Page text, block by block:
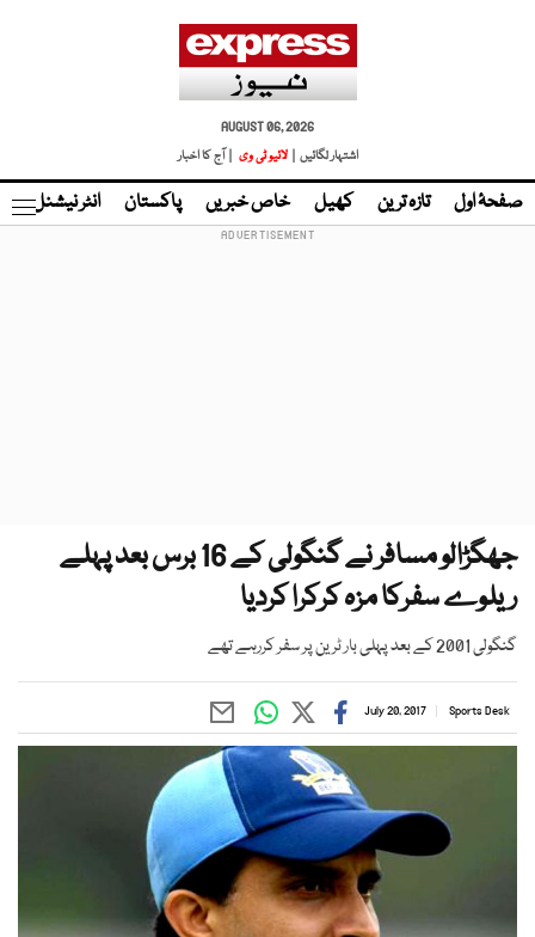
AUGUST 06, 2026
اشتہار لگائیں |
لائیو ٹی وی | آج کا اخبار
صفحۂ اول تازہ ترین کھیل خاص خبریں پاکستان انٹر نیشنل
جھگڑالو مسافر نے گنگولی کے 16 برس بعد پہلے
ریلوے سفرکا مزہ کرکرا کردیا
گنگولی 2001 کے بعد پہلی بار ٹرین پر سفر کررہے تھے
Sports Desk
July 20, 2017